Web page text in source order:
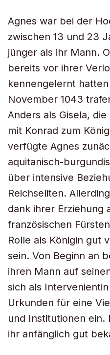
Agnes war bei der
zwischen 13 und 23
jünger als ihr Mann.
bereits vor ihrer
kennengelernt
November 1043
Anders als Gisela,
mit Konrad zum
verfügte Agnes
aquitanisch-
über intensive
Reichseliten.
dank ihrer Erziehung
französischen
Rolle als Königin gut
sein. Von Beginn an
ihren Mann auf
sich als
Urkunden für eine
und Institutionen ein.
ihr anfänglich gut